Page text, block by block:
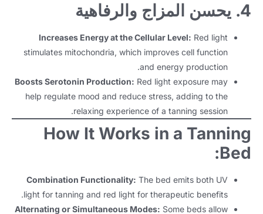
4. يحسن المزاج والرفاهية
Increases Energy at the Cellular Level Red light
stimulates mitochondria ,which improves cell function
and energy production
.
Boosts Serotonin Production Red light exposure may
help regulate mood and reduce stress ,adding to the
relaxing experience of a tanning session
.
How It Works in a Tanning
Bed
:
Combination Functionality : The bed emits both UV
light for tanning and red light for therapeutic benefits
.
Alternating or Simultaneous Modes Some beds allow